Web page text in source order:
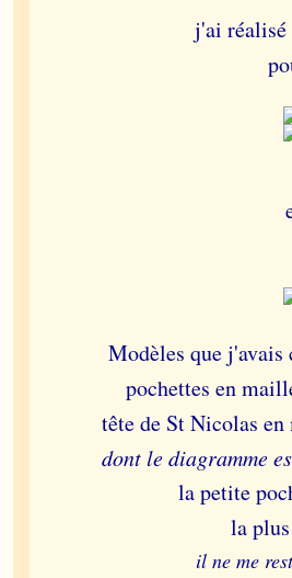
j'ai réalisé
Modèles que j'avais
pochettes en
tête de St Nicolas
dont le diagramme
la petite
la
il ne me